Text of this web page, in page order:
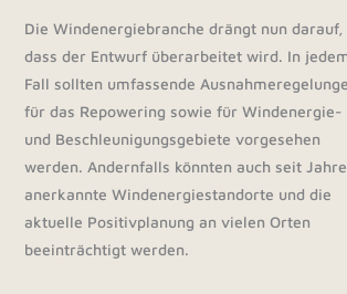
Die Windenergiebranche drängt nun darauf,
dass der Entwurf überarbeitet wird. In
Fall sollten umfassende
für das Repowering sowie für Windenergie-
und Beschleunigungsgebiete vorgesehen
werden. Andernfalls könnten auch seit
anerkannte Windenergiestandorte und die
aktuelle Positivplanung an vielen Orten
beeinträchtigt werden.